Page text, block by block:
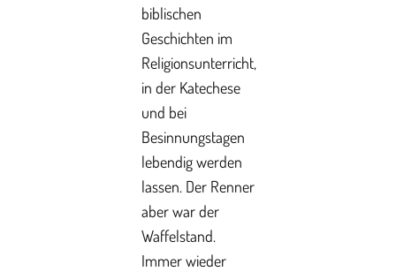
biblischen
Geschichten im
Religionsunterricht,
in der Katechese
und bei
Besinnungstagen
lebendig werden
lassen. Der Renner
aber war der
Waffelstand.
Immer wieder